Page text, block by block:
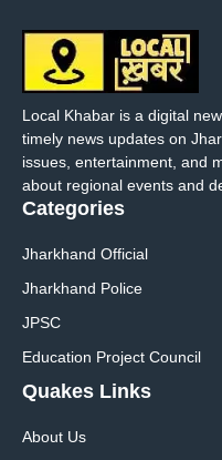
Local Khabar is a digital
timely news updates on
issues, entertainment, and
about regional events and
Categories
Jharkhand Official
Jharkhand Police
JPSC
Education Project Council
Quakes Links
About Us